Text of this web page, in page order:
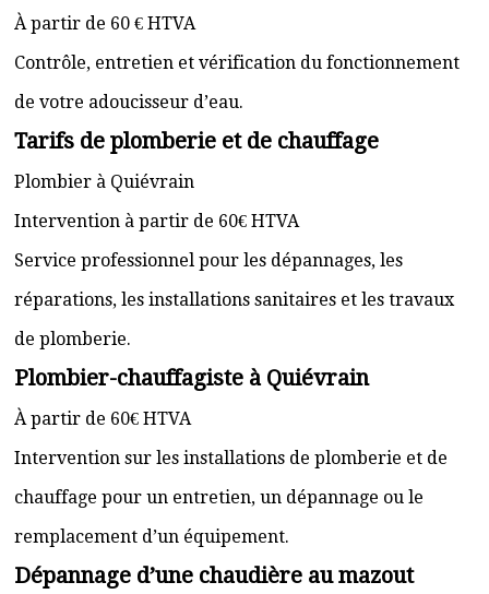
À partir de 60 € HTVA
Contrôle, entretien et vérification du fonctionnement
de votre adoucisseur d’eau.
Tarifs de plomberie et de chauffage
Plombier à Quiévrain
Intervention à partir de 60€ HTVA
Service professionnel pour les dépannages, les
réparations, les installations sanitaires et les travaux
de plomberie.
Plombier-chauffagiste à Quiévrain
À partir de 60€ HTVA
Intervention sur les installations de plomberie et de
chauffage pour un entretien, un dépannage ou le
remplacement d’un équipement.
Dépannage d’une chaudière au mazout